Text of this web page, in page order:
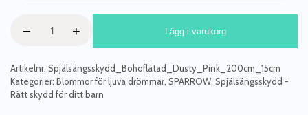
flätad
Dusty
Pink
Boho
− + Lägg i varukorg
Artikelnr: Spjälsängsskydd_Bohoflätad_Dusty_Pink_200cm_15cm
Kategorier: Blommor för ljuva drömmar SPARROW Spjälsängsskydd -
Rätt skydd för ditt barn